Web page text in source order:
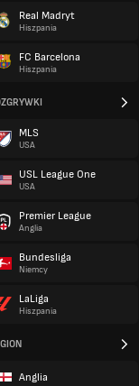
Real Madryt
Hiszpania
FC Barcelona
Hiszpania
MLS
USA
USL League One
USA
Premier League
Anglia
Bundesliga
Niemcy
LaLiga
Hiszpania
Anglia